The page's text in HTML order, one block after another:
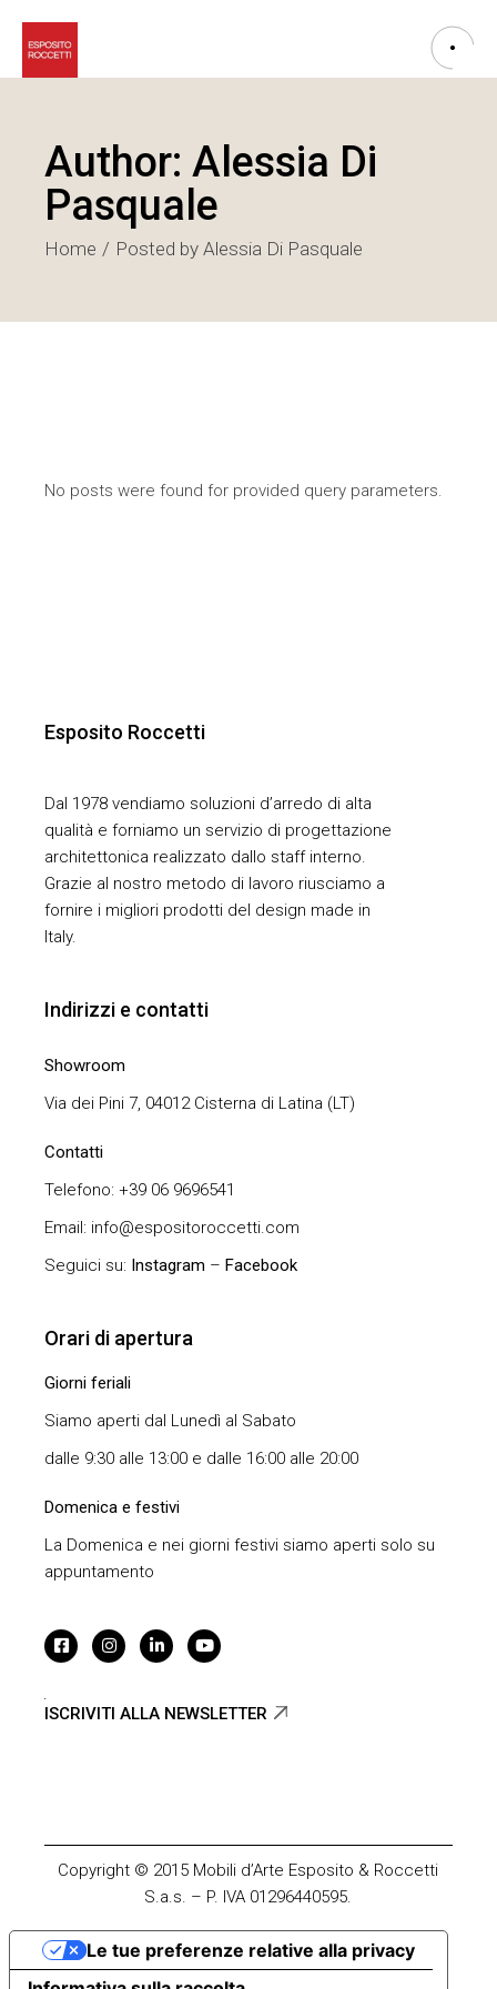
Author: Alessia Di
Pasquale
Home Posted by Alessia Di Pasquale
No posts were found for provided query parameters.
Esposito Roccetti
Dal 1978 vendiamo soluzioni d’arredo di alta
qualità e forniamo un servizio di progettazione
architettonica realizzato dallo staff interno.
Grazie al nostro metodo di lavoro riusciamo a
fornire i migliori prodotti del design made in
Italy.
Indirizzi e contatti
Showroom
Via dei Pini 7, 04012 Cisterna di Latina (LT)
Contatti
Telefono: +39 06 9696541
Email: info@espositoroccetti.com
Seguici su: Instagram –Facebook
Orari di apertura
Giorni feriali
Siamo aperti dal Lunedì al Sabato
dalle 9:30 alle 13:00 e dalle 16:00 alle 20:00
Domenica e festivi
La Domenica e nei giorni festivi siamo aperti solo su
appuntamento
ISCRIVITI ALLA NEWSLETTER
Copyright © 2015 Mobili d’Arte Esposito & Roccetti
S.a.s. – P. IVA 01296440595.
Le tue preferenze relative alla privacy